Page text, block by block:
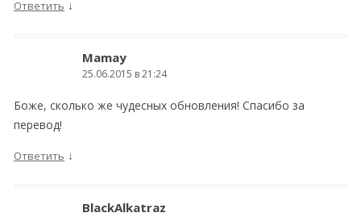
Ответить ↓
Mamay
25.06.2015 в 21:24
Боже, сколько же чудесных обновления! Спасибо за
перевод!
Ответить ↓
BlackAlkatraz